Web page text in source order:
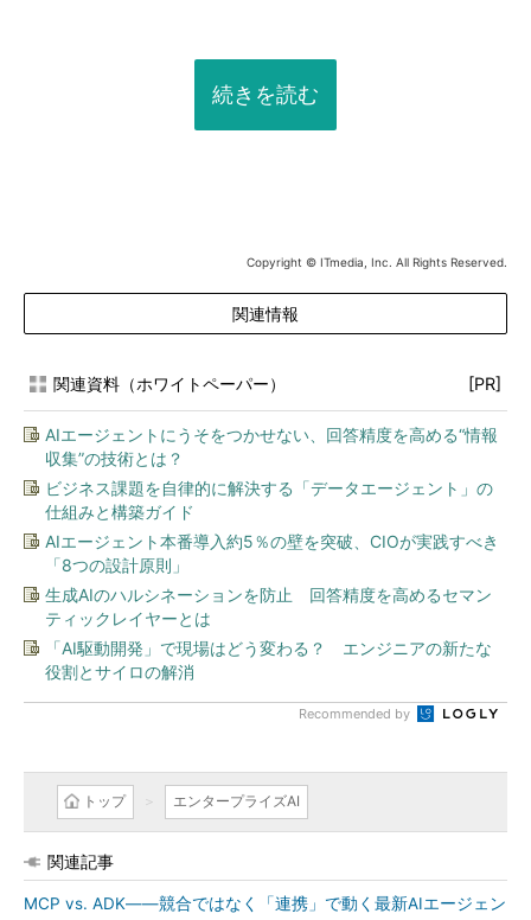
続きを読む
Copyright © ITmedia, Inc. All Rights Reserved.
関連情報
関連資料（ホワイトペーパー） [PR]
AIエージェントにうそをつかせない、回答精度を高める“情報
収集”の技術とは？
ビジネス課題を自律的に解決する「データエージェント」の
仕組みと構築ガイド
AIエージェント本番導入約5％の壁を突破、CIOが実践すべき
「8つの設計原則」
生成AIのハルシネーションを防止 回答精度を高めるセマン
ティックレイヤーとは
「AI駆動開発」で現場はどう変わる？ エンジニアの新たな
役割とサイロの解消
Recommended by
トップ エンタープライズAI
関連記事
MCP vs. ADK――競合ではなく「連携」で動く最新AIエージェン